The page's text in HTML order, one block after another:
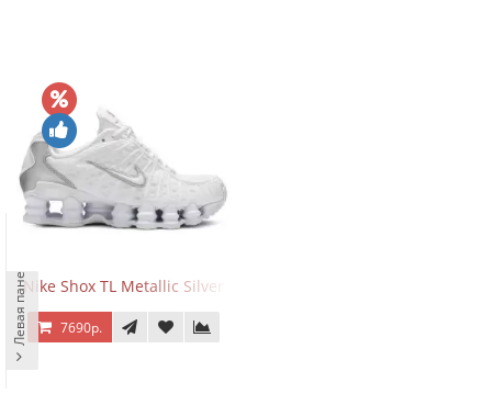
Nike Shox TL Metallic Silver
7690р.
Левая панель